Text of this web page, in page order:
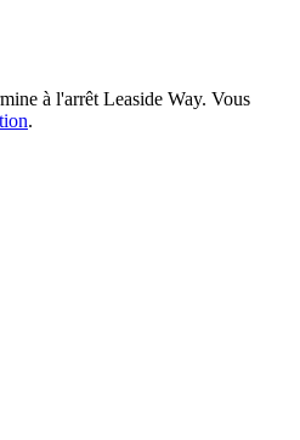
à l'arrêt Leaside Way. Vous
.